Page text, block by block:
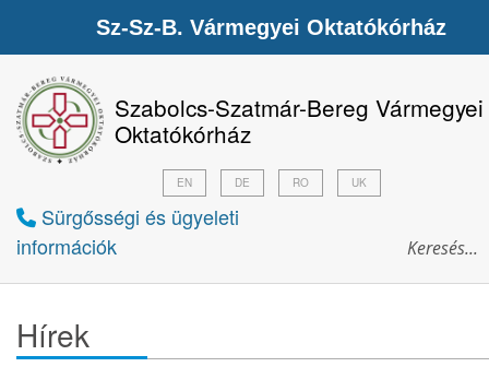
Szabolcs-Szatmár-Bereg Vármegyei
Oktatókórház
Sürgősségi és ügyeleti
információk
EN DE RO UK
Hírek
Sz-Sz-B. Vármegyei Oktatókórház